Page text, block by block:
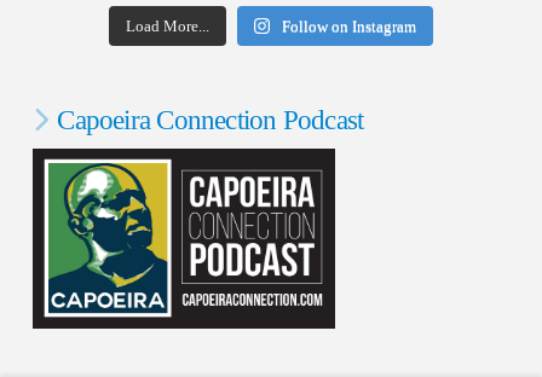
Load More... Follow on Instagram
Capoeira Connection Podcast